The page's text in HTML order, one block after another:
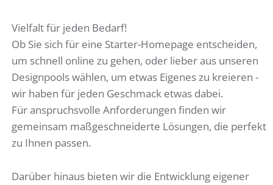
Vielfalt für jeden Bedarf!
Ob Sie sich für eine Starter-Homepage entscheiden,
um schnell online zu gehen, oder lieber aus unseren
Designpools wählen, um etwas Eigenes zu kreieren -
wir haben für jeden Geschmack etwas dabei.
Für anspruchsvolle Anforderungen finden wir
gemeinsam maßgeschneiderte Lösungen, die perfekt
zu Ihnen passen.
Darüber hinaus bieten wir die Entwicklung eigener